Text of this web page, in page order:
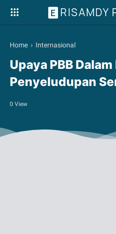
E RISAMDY
Home › Internasional
Upaya PBB
Penyeludupan
0 View